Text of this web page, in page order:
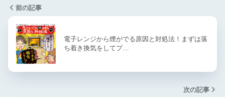
前の記事
電子レンジから煙がでる原因と対処法！まずは落
ち着き換気をしてプ…
次の記事